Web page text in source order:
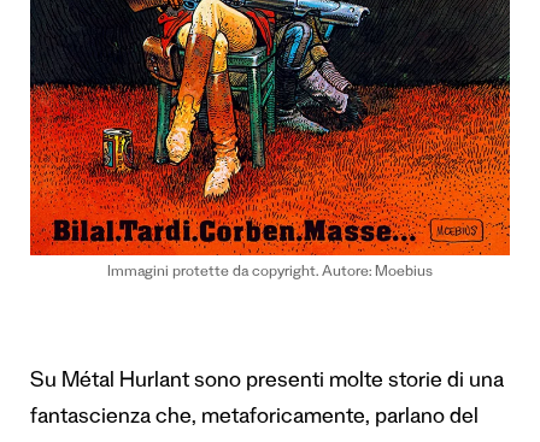
Immagini protette da copyright. Autore: Moebius
Su Métal Hurlant sono presenti molte storie di una
fantascienza che, metaforicamente, parlano del